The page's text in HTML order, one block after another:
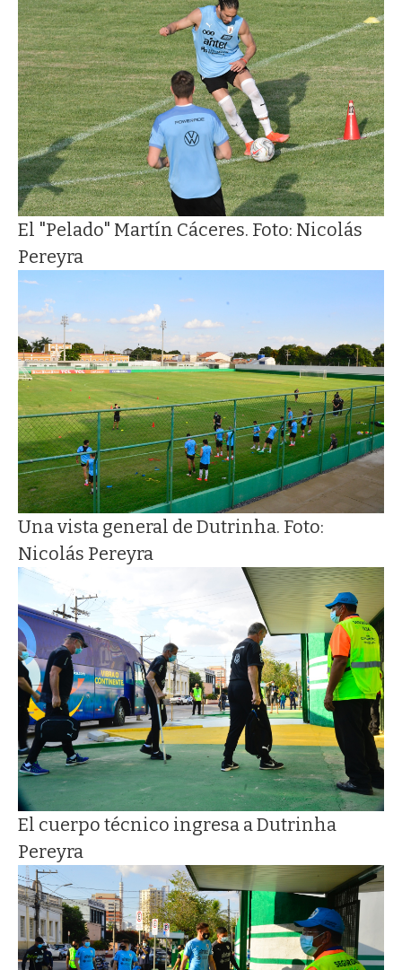
El "Pelado" Martín Cáceres. Foto: Nicolás
Pereyra
Una vista general de Dutrinha. Foto:
Nicolás Pereyra
El cuerpo técnico ingresa a Dutrinha
Pereyra